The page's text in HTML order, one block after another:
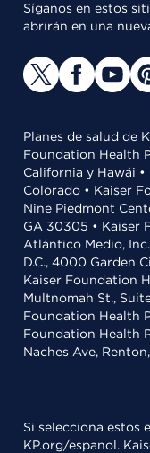
Síganos en estos
abrirán en una
Planes de salud de
Foundation Health
California y Hawái
Colorado • Kaiser
Nine Piedmont
GA 30305 • Kaiser
Atlántico Medio,
D.C., 4000 Garden
Kaiser Foundation
Multnomah St.,
Foundation Health
Foundation Health
Naches Ave,
Si selecciona estos
KP.org/espanol.